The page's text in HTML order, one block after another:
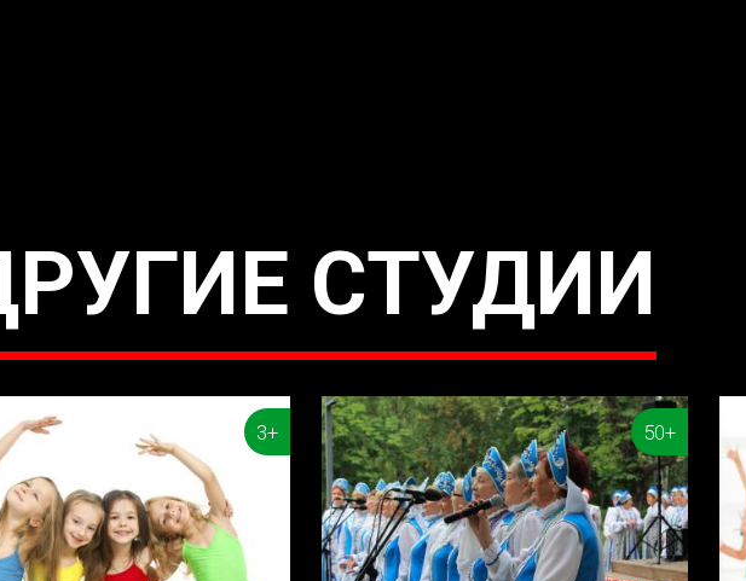
СТУДИИ
3+ 50+